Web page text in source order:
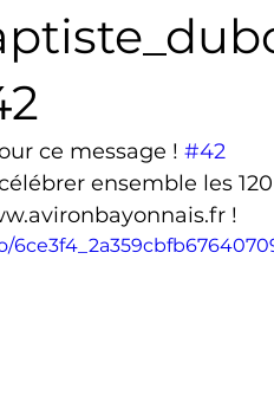
Partenariat
ce message ! #42
ensemble les
!